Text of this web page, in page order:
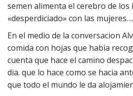
semen alimenta el cerebro de los
«desperdiciado» con las mujeres….
En el medio de la conversacion
comida con hojas que habia
cuenta que hace el camino
dia. que lo hace como se hacia
que todo el mundo le da